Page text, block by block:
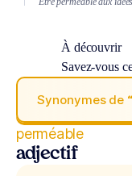
À découvrir
Savez-vous
Synonymes de
perméable
adjectif